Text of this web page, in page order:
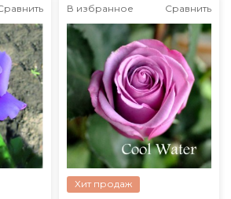
В избранное Сравнить
Хит продаж